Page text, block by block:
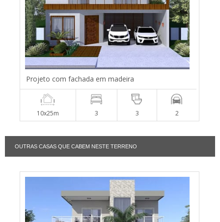
Projeto com fachada em madeira
10x25m 3 3 2
OUTRAS CASAS QUE CABEM NESTE TERRENO